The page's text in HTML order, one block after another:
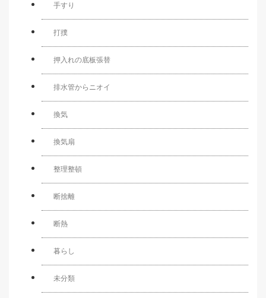
手すり
打撲
押入れの底板張替
排水管からニオイ
換気
換気扇
整理整頓
断捨離
断熱
暮らし
未分類